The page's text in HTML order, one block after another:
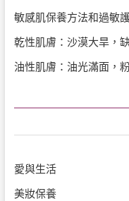
敏感肌保養方法和過敏
乾性肌膚：沙漠大旱，
油性肌膚：油光滿面，
愛與生活
美妝保養